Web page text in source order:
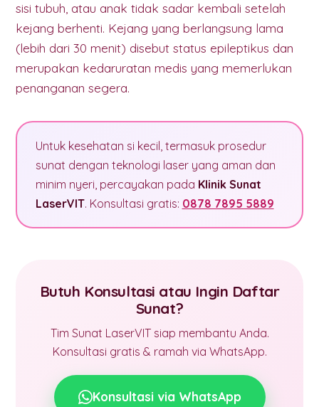
sisi tubuh, atau anak tidak sadar kembali setelah
kejang berhenti. Kejang yang berlangsung lama
(lebih dari 30 menit) disebut status epileptikus dan
merupakan kedaruratan medis yang memerlukan
penanganan segera.
Untuk kesehatan si kecil, termasuk prosedur
sunat dengan teknologi laser yang aman dan
minim nyeri, percayakan pada Klinik Sunat
LaserVIT. Konsultasi gratis: 0878 7895 5889
Butuh Konsultasi atau Ingin Daftar
Sunat?
Tim Sunat LaserVIT siap membantu Anda.
Konsultasi gratis & ramah via WhatsApp.
Konsultasi via WhatsApp